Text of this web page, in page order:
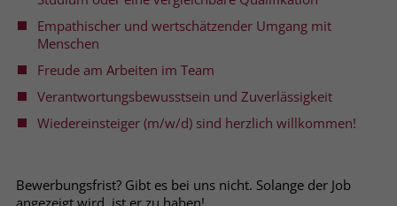
Empathischer und wertschätzender Umgang mit
Menschen
Freude am Arbeiten im Team
Verantwortungsbewusstsein und Zuverlässigkeit
Wiedereinsteiger (m/w/d) sind herzlich willkommen!
Bewerbungsfrist? Gibt es bei uns nicht. Solange der Job
Laufzeit 90 Tage
Zweck
User über einen Klick auf eine Google
Es enthält Informationen darüber,
welche Werbeanzeige geklickt wurde,
Anzeige zugewiesen werden können.